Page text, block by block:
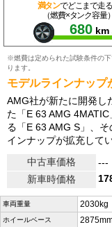
満タンでどこまで走
（燃費×タンク容量）
680 km
※燃費は定められた試験条件の
ります。
モデルラインナップ
AMG社が新たに開発し
た「E 63 AMG
る「E 63 AMG S」、
インナップが拡充して
中古車価格
---
新車時価格
車両重量 2030kg
ホイールベース